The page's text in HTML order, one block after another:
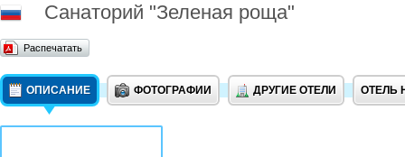
Санаторий "Зеленая роща"
Распечатать
ОПИСАНИЕ ФОТОГРАФИИ ДРУГИЕ ОТЕЛИ ОТЕЛЬ